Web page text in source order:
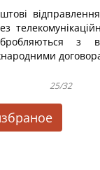
з
25/32